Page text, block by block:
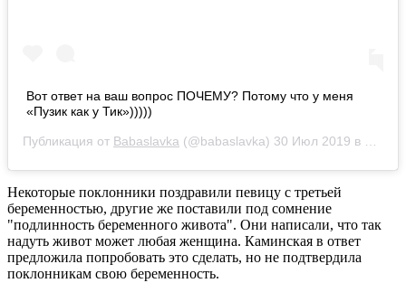
Вот ответ на ваш вопрос ПОЧЕМУ? Потому что у меня
«Пузик как у Тик»)))))
Публикация от Babaslavka (@babaslavka) 30 Июл 2019 в 7:40 PDT
Некоторые поклонники поздравили певицу с третьей
беременностью, другие же поставили под сомнение
"подлинность беременного живота". Они написали, что так
надуть живот может любая женщина. Каминская в ответ
предложила попробовать это сделать, но не подтвердила
поклонникам свою беременность.